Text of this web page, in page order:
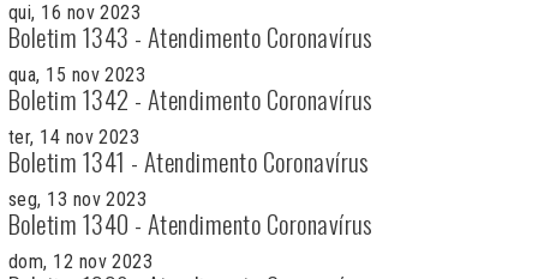
qui, 16 nov 2023
Boletim 1343 - Atendimento Coronavírus
qua, 15 nov 2023
Boletim 1342 - Atendimento Coronavírus
ter, 14 nov 2023
Boletim 1341 - Atendimento Coronavírus
seg, 13 nov 2023
Boletim 1340 - Atendimento Coronavírus
dom, 12 nov 2023